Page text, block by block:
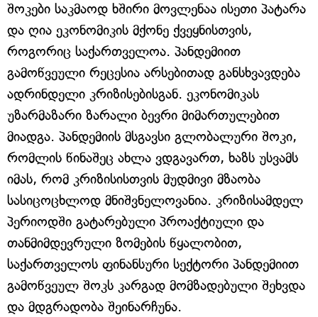
შოკები საკმაოდ ხშირი მოვლენაა ისეთი პატარა
და ღია ეკონომიკის მქონე ქვეყნისთვის,
როგორიც საქართველოა. პანდემიით
გამოწვეული რეცესია არსებითად განსხვავდება
ადრინდელი კრიზისებისგან. ეკონომიკას
უზარმაზარი ზარალი ბევრი მიმართულებით
მიადგა. პანდემიის მსგავსი გლობალური შოკი,
რომლის წინაშეც ახლა ვდგავართ, ხაზს უსვამს
იმას, რომ კრიზისისთვის მუდმივი მზაობა
სასიცოცხლოდ მნიშვნელოვანია. კრიზისამდელ
პერიოდში გატარებული პროაქტიული და
თანმიმდევრული ზომების წყალობით,
საქართველოს ფინანსური სექტორი პანდემიით
გამოწვეულ შოკს კარგად მომზადებული შეხვდა
და მდგრადობა შეინარჩუნა.